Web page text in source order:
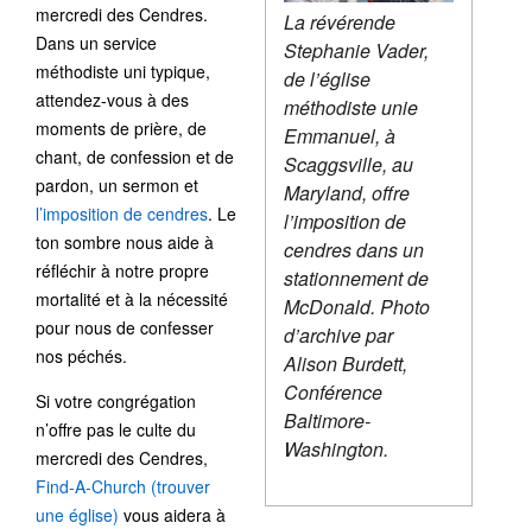
La révérende
Stephanie Vader,
de l’église
méthodiste unie
Emmanuel, à
Scaggsville, au
Maryland, offre
l’imposition de
cendres dans un
stationnement de
McDonald. Photo
d’archive par
Alison Burdett,
Conférence
Baltimore-
Washington.
mercredi des Cendres.
Dans un service
méthodiste uni typique,
attendez-vous à des
moments de prière, de
chant, de confession et de
pardon, un sermon et
l’imposition de cendres. Le
ton sombre nous aide à
réfléchir à notre propre
mortalité et à la nécessité
pour nous de confesser
nos péchés.
Si votre congrégation
n’offre pas le culte du
mercredi des Cendres,
Find-A-Church (trouver
une église) vous aidera à